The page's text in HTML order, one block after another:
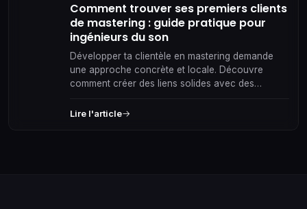
Comment trouver ses premiers clients
de mastering : guide pratique pour
ingénieurs du son
Développer ta clientèle en mastering demande
une approche concrète et locale. Découvre
comment créer des liens solides avec des
booster tes projets audio.
Lire l'article